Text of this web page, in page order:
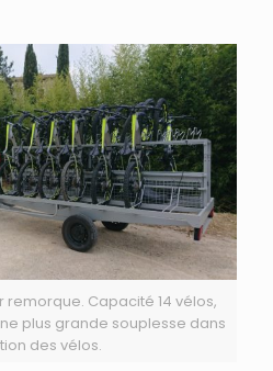
remorque. Capacité 14 vélos,
plus grande souplesse dans
des vélos.